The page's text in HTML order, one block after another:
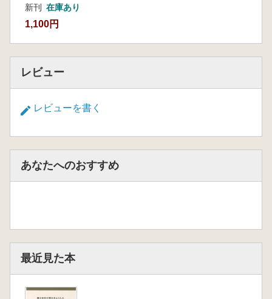
新刊 在庫あり
1,100円
レビュー
レビューを書く
あなたへのおすすめ
最近見た本